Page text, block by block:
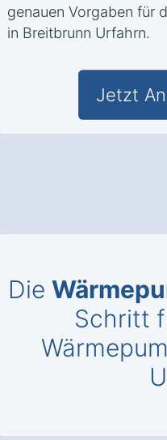
genauen Vorgaben für
in Breitbrunn Urfahrn.
Jetzt
Die
Schritt